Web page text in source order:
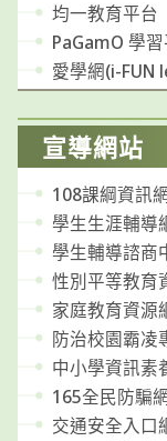
均一教育平台
PaGamO 學
愛學網(i-FUN
宣導網站
108課綱資訊
學生生涯輔導
學生輔導諮商
性別平等教育
家庭教育資源
防治校園霸凌
中小學資訊素
165全民防騙
交通安全入口